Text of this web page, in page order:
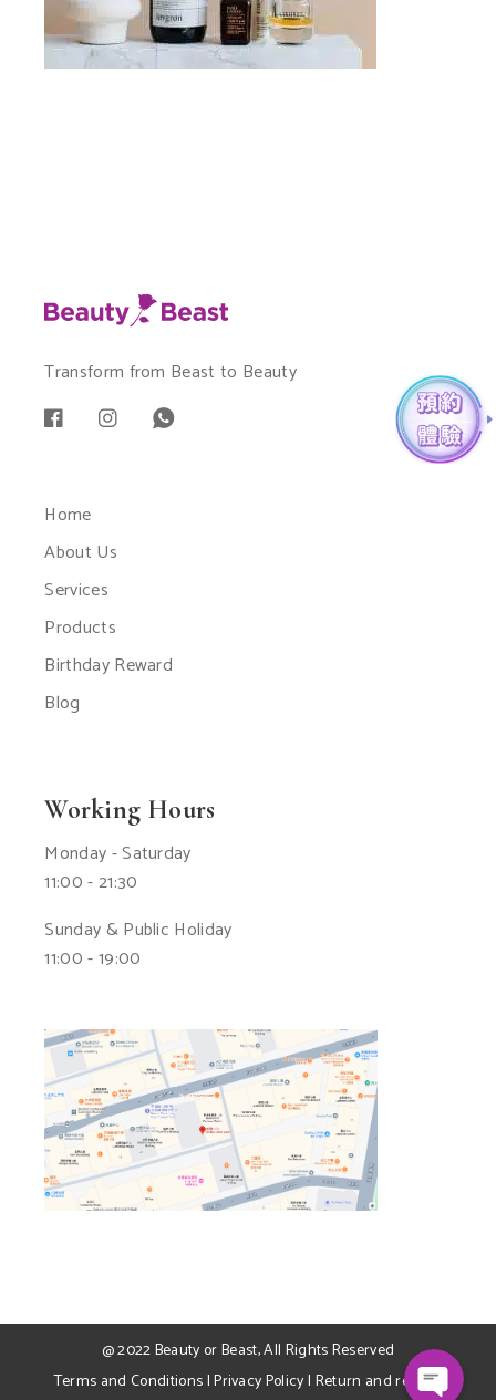
Transform from Beast to Beauty
Home
About Us
Services
Products
Birthday Reward
Blog
Working Hours
Monday - Saturday
11:00 - 21:30
Sunday & Public Holiday
11:00 - 19:00
@ 2022Beauty or Beast, All Rights Reserved
Terms and Conditions|Privacy Policy| Return and refund
WhatsAppFacebook Messenger